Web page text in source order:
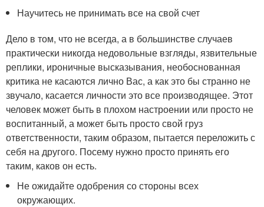
Научитесь не принимать все на свой счет
Дело в том, что не всегда, а в большинстве случаев
практически никогда недовольные взгляды, язвительные
реплики, ироничные высказывания, необоснованная
критика не касаются лично Вас, а как это бы странно не
звучало, касается личности это все производящее. Этот
человек может быть в плохом настроении или просто не
воспитанный, а может быть просто свой груз
ответственности, таким образом, пытается переложить с
себя на другого. Посему нужно просто принять его
таким, каков он есть.
Не ожидайте одобрения со стороны всех
окружающих.